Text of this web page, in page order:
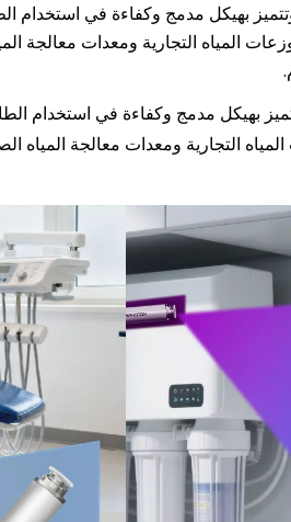
المياه التجارية ومعدات معالجة
التجارية ومعدات معالجة